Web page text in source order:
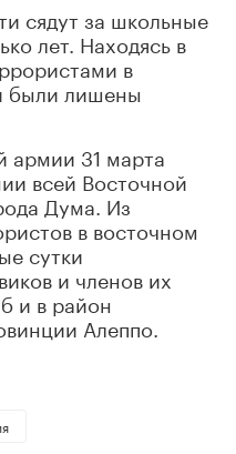
сядут за школьные
лет. Находясь в
в
были лишены
армии 31 марта
всей Восточной
Дума. Из
в восточном
сутки
и членов их
и в район
Алеппо.